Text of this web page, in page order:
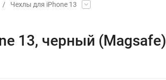
/
Чехлы для iPhone 13
13, черный (Magsafe)